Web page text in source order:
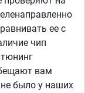
ее с
чип
вам
было у наших